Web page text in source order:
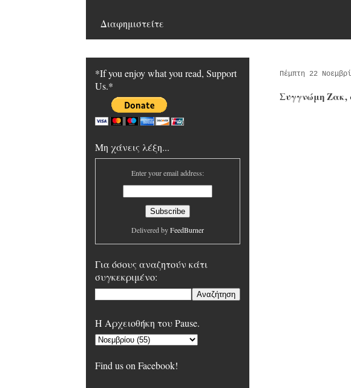
Διαφημιστείτε
Πέμπτη 22
Συγγνώμη Ζακ,
*If you enjoy what you read, Support
Us.*
Μη χάνεις λέξη...
Enter your email address:
Delivered byFeedBurner
Για όσους αναζητούν κάτι
συγκεκριμένο:
H Αρχειοθήκη του Pause.
Find us on Facebook!